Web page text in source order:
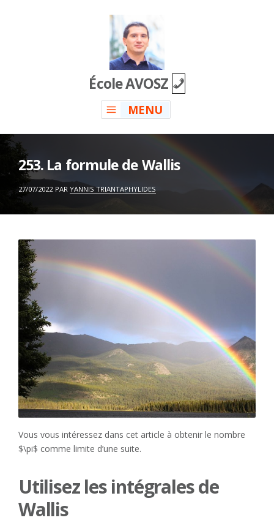
École AVOSZ
MENU
253. La formule de Wallis
ON
27/07/2022 PAR YANNIS TRIANTAPHYLIDES
Vous vous intéressez dans cet article à obtenir le nombre
$\pi$ comme limite d’une suite.
Utilisez les intégrales de
Wallis